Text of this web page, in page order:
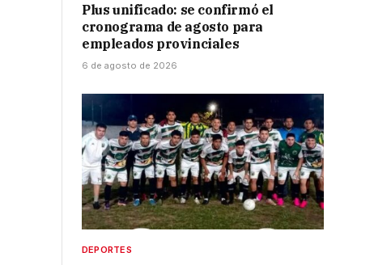
Plus unificado: se confirmó el
cronograma de agosto para
empleados provinciales
6 de agosto de 2026
DEPORTES